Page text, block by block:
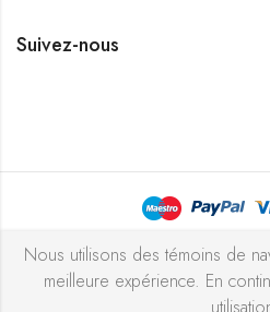
Suivez-nous
Bijouterie Chekchak Inc © 2026
avec ♥ par
Nous utilisons des témoins de
meilleure expérience. En